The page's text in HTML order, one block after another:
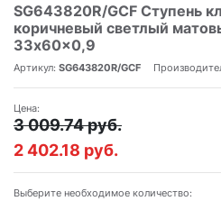
SG643820R/GCF Ступень
коричневый светлый
33x60x0,9
Артикул: SG643820R/GCF
Цена:
3 009.74 руб.
2 402.18 руб.
Выберите необходимое количество: